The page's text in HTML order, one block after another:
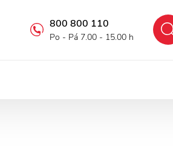
800 800 110
Po - Pá 7.00 - 15.00 h